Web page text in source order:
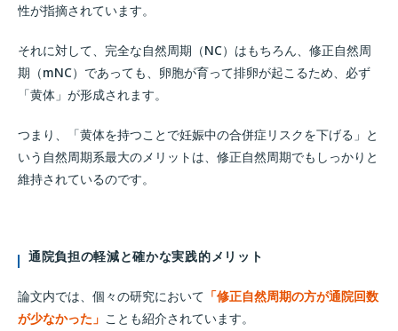
性が指摘されています。
それに対して、完全な自然周期（NC）はもちろん、修正自然周
期（mNC）であっても、卵胞が育って排卵が起こるため、必ず
「黄体」が形成されます。
つまり、「黄体を持つことで妊娠中の合併症リスクを下げる」と
いう自然周期系最大のメリットは、修正自然周期でもしっかりと
維持されているのです。
通院負担の軽減と確かな実践的メリット
論文内では、個々の研究において 「修正自然周期の方が通院回数
が少なかった」 ことも紹介されています。